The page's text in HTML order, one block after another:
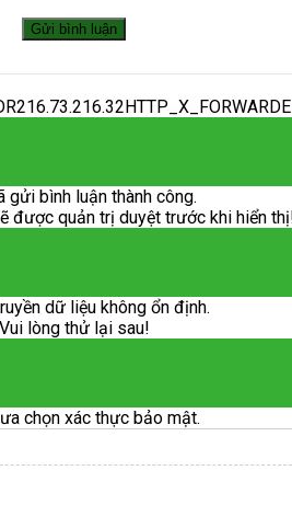
gửi bình luận thành công.
được quản trị duyệt trước khi hiển
dữ liệu không ổn định.
Vui lòng thử lại sau!
chọn xác thực bảo mật.